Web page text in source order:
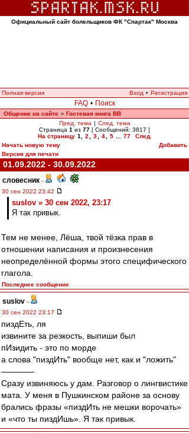
Официальный сайт болельщиков ФК "Спартак" Москва
Полная версия Вход • Регистрация
FAQ • Поиск
Общение на сайте » Гостевая книга ВВ
Пред. тема | След. тема
Страница 1 из 77 [ Сообщений: 3817 ]
На страницу 1 2 3 4 5 77
След.
Начать новую тему
Добавить
Версия для печати
01.09.2022 - 30.09.2022
словесник -
30 сен 2022 23:42
suslov » 30 сен 2022, 23:17
Я так привык.
Тем не менее, Лёша, твой тёзка прав в
отношении написания и произнесения
неопределённой формы этого специфического
глагола.
Последнее сообщение
suslov -
30 сен 2022 23:17
пиздЕть, ля
извините за резкость, выпиши был
пИзидить - это по морде
а слова "пиздИть" вообще нет, как и "ложить"
————
Сразу извиняюсь у дам. Разговор о лингвистике
мата. У меня в Пушкинском районе за основу
брались фразы «пиздИть не мешки ворочать»
и «что ты пиздИшь». Я так привык.